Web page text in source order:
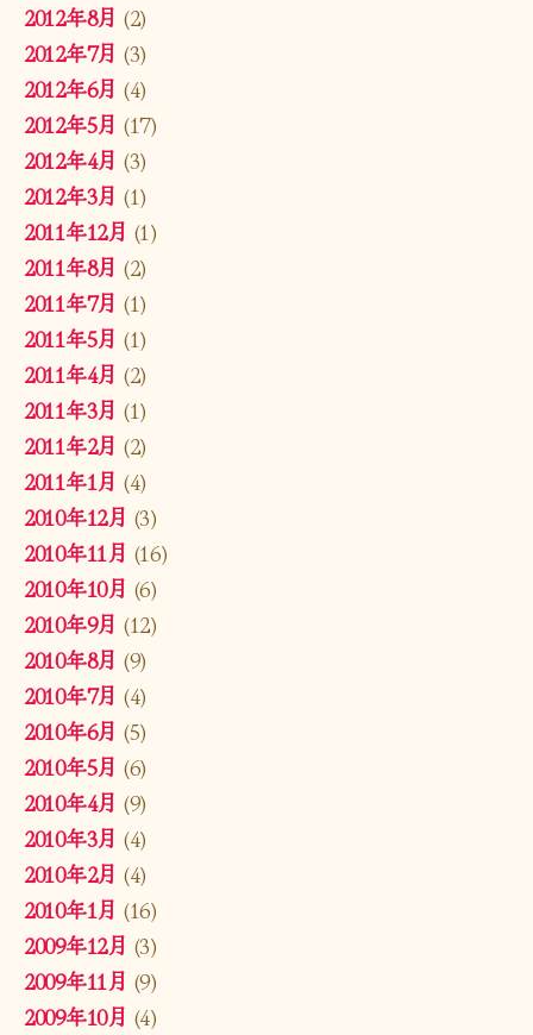
2012年8月 (2)
2012年7月 (3)
2012年6月 (4)
2012年5月 (17)
2012年4月 (3)
2012年3月 (1)
2011年12月 (1)
2011年8月 (2)
2011年7月 (1)
2011年5月 (1)
2011年4月 (2)
2011年3月 (1)
2011年2月 (2)
2011年1月 (4)
2010年12月 (3)
2010年11月 (16)
2010年10月 (6)
2010年9月 (12)
2010年8月 (9)
2010年7月 (4)
2010年6月 (5)
2010年5月 (6)
2010年4月 (9)
2010年3月 (4)
2010年2月 (4)
2010年1月 (16)
2009年12月 (3)
2009年11月 (9)
2009年10月 (4)